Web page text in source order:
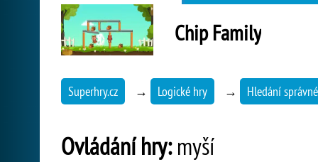
Chip Family
Superhry.cz → Logické hry → Hledání
Ovládání hry:myší